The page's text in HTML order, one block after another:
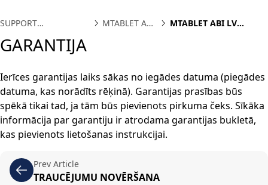
SUPPORT
MTABLET ABI
MTABLET ABI LV
GARANTIJA
Ierīces garantijas laiks sākas no iegādes datuma (piegādes
datuma, kas norādīts rēķinā). Garantijas prasības būs
spēkā tikai tad, ja tām būs pievienots pirkuma čeks. Sīkāka
informācija par garantiju ir atrodama garantijas bukletā,
kas pievienots lietošanas instrukcijai.
Prev Article
TRAUCĒJUMU NOVĒRŠANA